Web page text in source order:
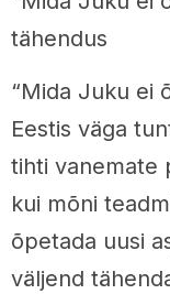
tähendus
“Mida Juku ei
Eestis väga
tihti vanemate
kui mõni
õpetada uusi
väljend